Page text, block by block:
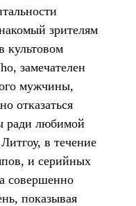
зрителям
культовом
замечателен
мужчины,
отказаться
ради любимой
в течение
и серийных
совершенно
показывая